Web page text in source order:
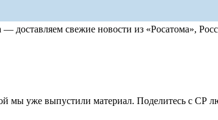
— доставляем свежие новости из «Росатома»,
мы уже выпустили материал. Поделитесь с